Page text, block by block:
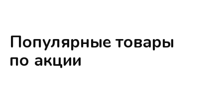
Популярные товары
по акции